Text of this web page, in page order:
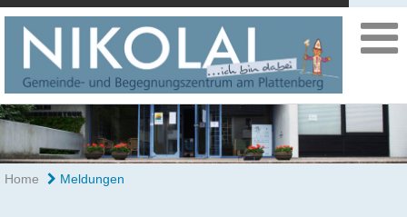
Home Meldungen